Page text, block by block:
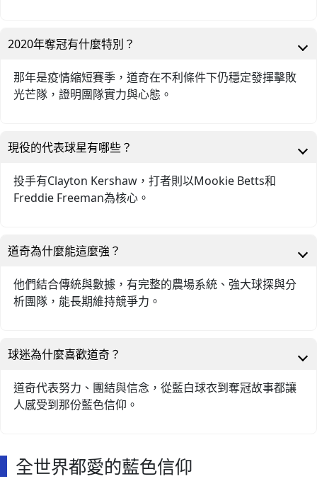
2020年奪冠有什麼特別？
那年是疫情縮短賽季，道奇在不利條件下仍穩定發揮擊敗
光芒隊，證明團隊實力與心態。
現役的代表球星有哪些？
投手有Clayton Kershaw，打者則以Mookie Betts和
Freddie Freeman為核心。
道奇為什麼能這麼強？
他們結合傳統與數據，有完整的農場系統、強大球探與分
析團隊，能長期維持競爭力。
球迷為什麼喜歡道奇？
道奇代表努力、團結與信念，從藍白球衣到奪冠故事都讓
人感受到那份藍色信仰。
全世界都愛的藍色信仰